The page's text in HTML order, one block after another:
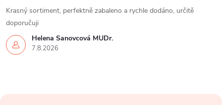
Helena Šanovcová MUDr.
7.8.2026
Krasný sortiment, perfektně zabaleno a rychle dodáno, určitě
doporučuji